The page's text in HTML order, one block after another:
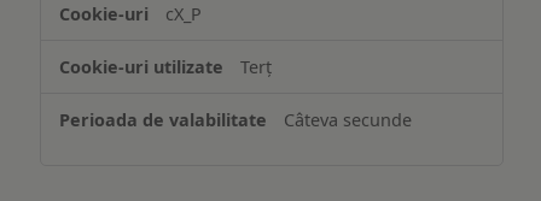
informațiilor
pe
dispozitiv
cX_P
Terț
Câteva secunde